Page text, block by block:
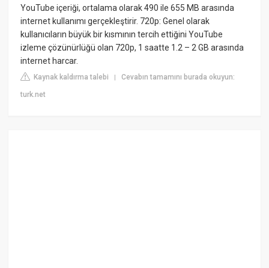
YouTube içeriği, ortalama olarak 490 ile 655 MB arasında
internet kullanımı gerçekleştirir. 720p: Genel olarak
kullanıcıların büyük bir kısmının tercih ettiğini YouTube
izleme çözünürlüğü olan 720p, 1 saatte 1.2 – 2 GB arasında
internet harcar.
Kaynak kaldırma talebi |Cevabın tamamını burada okuyun:
turk.net